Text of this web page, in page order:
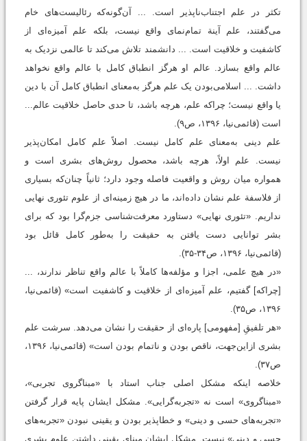
تکثر در علم اجتناب‌ناپذیر است. ... آن‌گونه‌که رئالیست‌های خام
می‌گفتند، علم آینة تمام‌نمای واقع نیست، بلکه علم آمیزه‌ای از
کاشفیت و خلاقیت است. ... دانشمند تلاش می‌کند تا عالمی نزدیک به
عالم واقع بسازد. عالم او هرگز انطباق کامل با عالم واقع نخواهد
داشت. ... اسلامی‌بودن یک علم هرگز به‌معنای انطباق کامل آن با دین
یا واقع نیست؛ چراکه علم، هرچه باشد، تا حدی حاصل خلاقیت عالم...
است (قائمی‌نیا، ۱۳۹۶، ص۹).
علم دینی به‌معنای علم کامل نیست. اصلاً علم کامل امکان‌پذیر
نیست. علم اولاً، هرچه باشد، محصول روش‌های بشری است و
همواره میان روش و واقعیت فاصله وجود دارد؛ ثانیاً چنان‌که بسیاری
از فلاسفة علم نشان داده‌اند، ما در هیچ زمینه‌ای از علوم تئوری نهایی
نداریم. «تئوری نهایی» دستاورد معرفت‌شناسی جزم‌گرا بود که برای
بشر توانایی دست ‌یافتن به حقیقت را به‌طور کامل قائل بود
(قائمی‌نیا، ۱۳۹۶، ص۳۴-۳۵).
«در هیچ علمی، اجزا و مؤلفه‌ها کاملاً با عالم واقع تناظر ندارند، ...
[چراکه] گفتیم، علم آمیزه‌ای از خلاقیت و کاشفیت است» (قائمی‌نیا،
۱۳۹۶، ص۳۵).
«هر تلفیقِ [مفهومی] پاره‌ای از حقیقت را نشان می‌دهد. سرشت علم
بشری ازاین‌جهت، ناقص‌ بودن و ناتمام ‌بودن است» (قائمی‌نیا، ۱۳۹۶،
ص۳۷).
خلاصه اینکه مشکل اصلی جناب استاد با «مبناگروی تجربی»،
«مبناگروی» است نه «تجربه‌گرایی». مشکل ایشان پایه قرار گرفتن
«تجربه‌های حسی و دینی» و خطاپذیر بودن و یقینی نبودن «تجربه‌های
حسی و دینی» نیست. مشکل ایشان مبنای یقینی داشتن علوم بشری